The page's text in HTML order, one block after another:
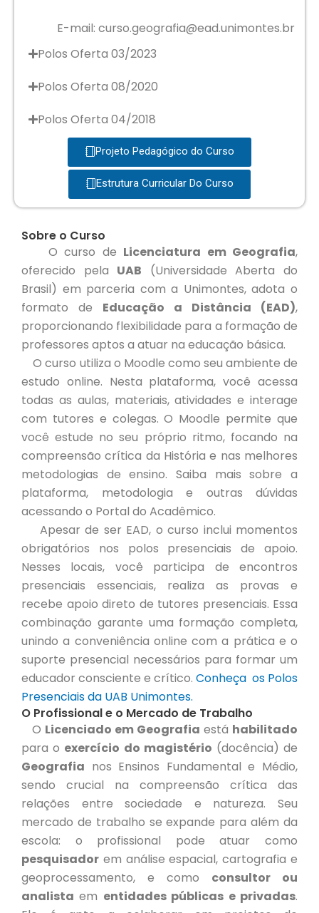
E-mail: curso.geografia@ead.unimontes.br
Polos Oferta 03/2023
Polos Oferta 08/2020
Polos Oferta 04/2018
Projeto Pedagógico do Curso
Estrutura Curricular Do Curso
Sobre o Curso
O curso de Licenciatura em Geografia,
oferecido pela UAB (Universidade Aberta do
Brasil) em parceria com a Unimontes, adota o
formato de Educação a Distância (EAD),
proporcionando flexibilidade para a formação de
professores aptos a atuar na educação básica.
O curso utiliza o Moodle como seu ambiente de
estudo online. Nesta plataforma, você acessa
todas as aulas, materiais, atividades e interage
com tutores e colegas. O Moodle permite que
você estude no seu próprio ritmo, focando na
compreensão crítica da História e nas melhores
metodologias de ensino. Saiba mais sobre a
plataforma, metodologia e outras dúvidas
acessando o Portal do Acadêmico.
Apesar de ser EAD, o curso inclui momentos
obrigatórios nos polos presenciais de apoio.
Nesses locais, você participa de encontros
presenciais essenciais, realiza as provas e
recebe apoio direto de tutores presenciais. Essa
combinação garante uma formação completa,
unindo a conveniência online com a prática e o
suporte presencial necessários para formar um
educador consciente e crítico. Conheça os Polos
Presenciais da UAB Unimontes.
O Profissional e o Mercado de Trabalho
O Licenciado em Geografia está habilitado
para o exercício do magistério (docência) de
Geografia nos Ensinos Fundamental e Médio,
sendo crucial na compreensão crítica das
relações entre sociedade e natureza. Seu
mercado de trabalho se expande para além da
escola: o profissional pode atuar como
pesquisador em análise espacial, cartografia e
geoprocessamento, e como consultor ou
analista em entidades públicas e privadas.